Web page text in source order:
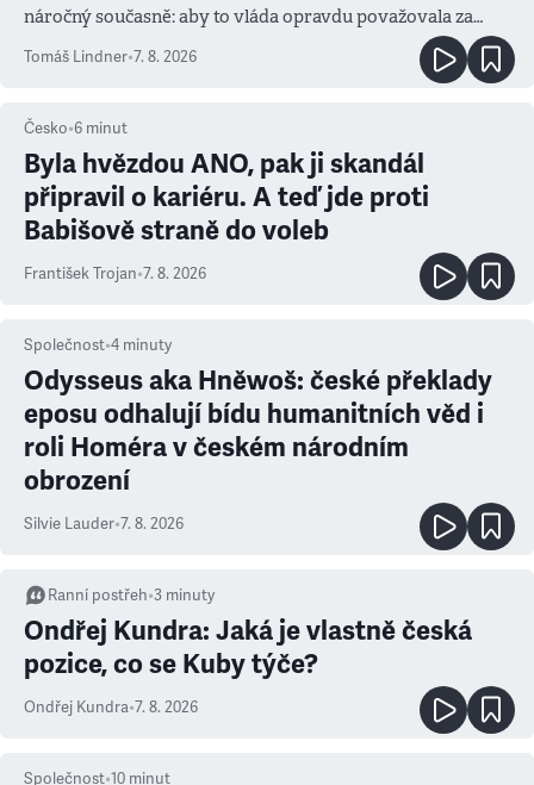
náročný současně: aby to vláda opravdu považovala za
prioritu
Tomáš Lindner•7. 8. 2026
Česko•6 minut
Byla hvězdou ANO, pak ji skandál
připravil o kariéru. A teď jde proti
Babišově straně do voleb
František Trojan•7. 8. 2026
Společnost•4 minuty
Odysseus aka Hněwoš: české překlady
eposu odhalují bídu humanitních věd i
roli Homéra v českém národním
obrození
Silvie Lauder•7. 8. 2026
Ranní postřeh•3 minuty
Ondřej Kundra: Jaká je vlastně česká
pozice, co se Kuby týče?
Ondřej Kundra•7. 8. 2026
Společnost•10 minut